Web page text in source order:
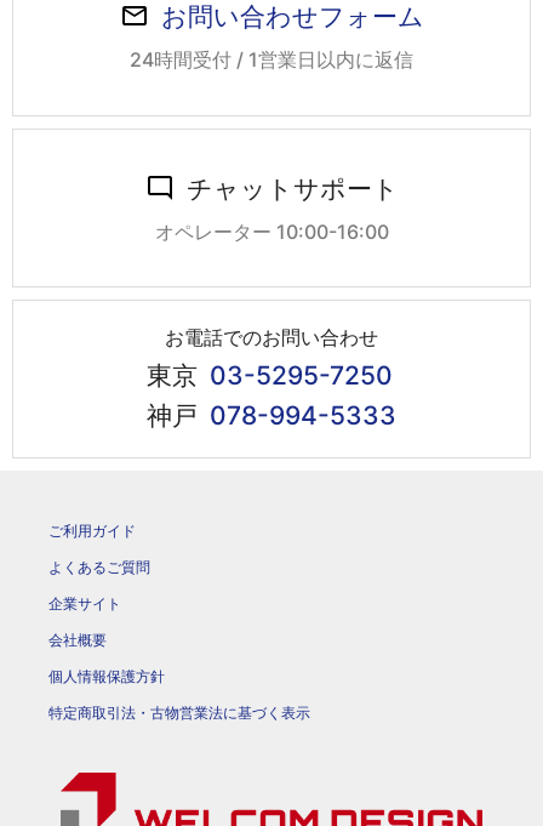
お問い合わせフォーム
24時間受付 / 1営業日以内に返信
チャットサポート
オペレーター 10:00-16:00
お電話でのお問い合わせ
東京 03-5295-7250
神戸 078-994-5333
ご利用ガイド
よくあるご質問
企業サイト
会社概要
個人情報保護方針
特定商取引法・古物営業法に基づく表示